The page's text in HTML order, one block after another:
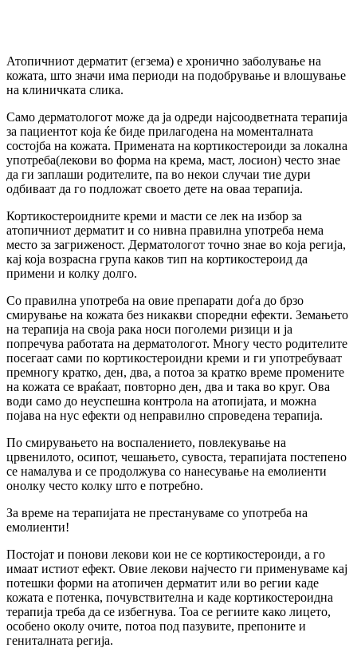
Атопичниот дерматит (егзема) е хронично заболување на
кожата, што значи има периоди на подобрување и влошување
на клиничката слика.
Само дерматологот може да ја одреди најсоодветната терапија
за пациентот која ќе биде прилагодена на моменталната
состојба на кожата. Примената на кортикостероиди за локална
употреба(лекови во форма на крема, маст, лосион) често знае
да ги заплаши родителите, па во некои случаи тие дури
одбиваат да го подложат своето дете на оваа терапија.
Кортикостероидните креми и масти се лек на избор за
атопичниот дерматит и со нивна правилна употреба нема
место за загриженост. Дерматологот точно знае во која регија,
кај која возрасна група каков тип на кортикостероид да
примени и колку долго.
Со правилна употреба на овие препарати доѓа до брзо
смирување на кожата без никакви споредни ефекти. Земањето
на терапија на своја рака носи поголеми ризици и ја
попречува работата на дерматологот. Многу често родителите
посегаат сами по кортикостероидни креми и ги употребуваат
премногу кратко, ден, два, а потоа за кратко време промените
на кожата се враќаат, повторно ден, два и така во круг. Ова
води само до неуспешна контрола на атопијата, и можна
појава на нус ефекти од неправилно спроведена терапија.
По смирувањето на воспалението, повлекување на
црвенилото, осипот, чешањето, сувоста, терапијата постепено
се намалува и се продолжува со нанесување на емолиенти
онолку често колку што е потребно.
За време на терапијата не престануваме со употреба на
емолиенти!
Постојат и понови лекови кои не се кортикостероиди, а го
имаат истиот ефект. Овие лекови најчесто ги применуваме кај
потешки форми на атопичен дерматит или во регии каде
кожата е потенка, почувствителна и каде кортикостероидна
терапија треба да се избегнува. Тоа се региите како лицето,
особено околу очите, потоа под пазувите, препоните и
гениталната регија.